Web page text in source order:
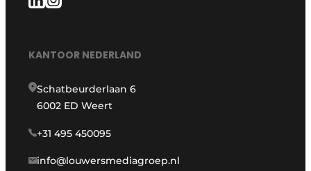
KANTOOR NEDERLAND
Schatbeurderlaan 6
6002 ED Weert
+31 495 450095
info@louwersmediagroep.nl